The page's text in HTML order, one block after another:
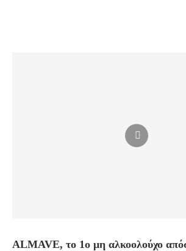
ALMAVE, το 1ο μη αλκοολούχο